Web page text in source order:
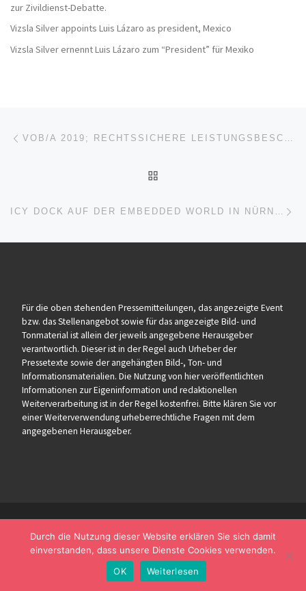
zur Zivildienst-Debatte.
Vizsla Silver appoints Luis Lázaro as president, Mexico
Vizsla Silver ernennt Luis Lázaro zum “President” für Mexiko
Beitragsnavigation VOB/A 2019; RECHTSSICHERE LEISTUNGSBESCHREIBUNG, RECHTSWIRKSAME VERTRAGSKLAUSELN (SEMINAR | BERLIN)
ICY DOCK AUF DER EMBEDDED WORLD IN NÜRNBERG (MESSE | NÜRNBERG)
Für die oben stehenden Pressemitteilungen, das angezeigte Event
bzw. das Stellenangebot sowie für das angezeigte Bild- und
Tonmaterial ist allein der jeweils angegebene Herausgeber
verantwortlich. Dieser ist in der Regel auch Urheber der
Pressetexte sowie der angehängten Bild-, Ton- und
Informationsmaterialien. Die Nutzung von hier veröffentlichten
Informationen zur Eigeninformation und redaktionellen
Weiterverarbeitung ist in der Regel kostenfrei. Bitte klären Sie vor
einer Weiterverwendung urheberrechtliche Fragen mit dem
angegebenen Herausgeber.
Durch die Nutzung dieser Website erklären Sie sich damit
einverstanden, dass unsere Dienste Cookies verwenden.
OK
Weiterlesen